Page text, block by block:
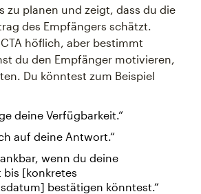
zu planen und zeigt, dass du die
des Empfängers schätzt.
höflich, aber bestimmt
du den Empfänger motivieren,
Du könntest zum Beispiel
deine Verfügbarkeit.“
auf deine Antwort.“
wenn du deine
bis [konkretes
bestätigen könntest.“